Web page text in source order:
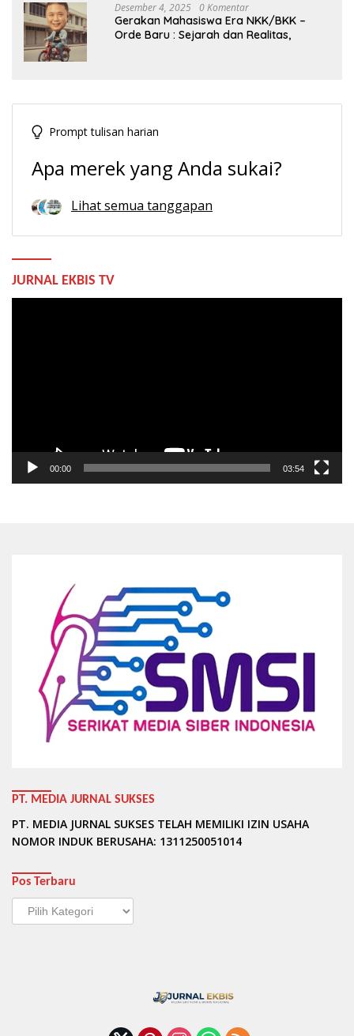
Desember 4, 2025 0 Komentar
Gerakan Mahasiswa Era NKK/BKK –
Orde Baru : Sejarah dan Realitas,
Prompt tulisan harian
Apa merek yang Anda sukai?
Lihat semua tanggapan
JURNAL EKBIS TV
00:00 03:54
PT. MEDIA JURNAL SUKSES
PT. MEDIA JURNAL SUKSES TELAH MEMILIKI IZIN USAHA
NOMOR INDUK BERUSAHA: 1311250051014
Pos Terbaru
Pos
Terbaru